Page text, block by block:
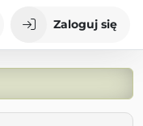
Zaloguj się